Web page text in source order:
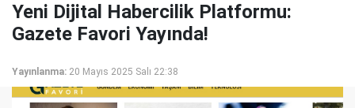
Yeni Dijital Habercilik Platformu:
Gazete Favori Yayında!
Yayınlanma: 20 Mayıs 2025 Salı 22:38